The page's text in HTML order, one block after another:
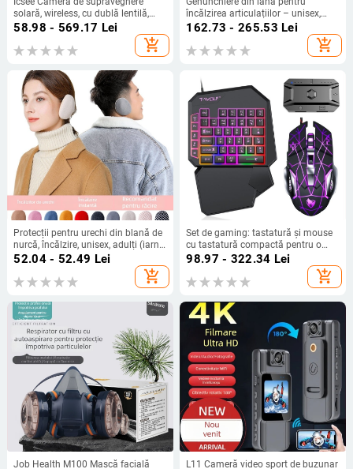
solară, wireless, cu dublă lentilă,
360° PTZ, HD vedere nocturnă
58.98 - 569.17 Lei
add_shopping_cart
încălzirea articulațiilor – unisex,
pentru adulți, cu închidere Velcro
162.73 - 265.53 Lei
add_shopping_cart
Protecții pentru urechi din blană de
nurcă, încălzire, unisex, adulți (iarna,
primăvara, toamna)
52.04 - 52.49 Lei
add_shopping_cart
Set de gaming: tastatură și mouse
cu tastatură compactă pentru o
mână, USB, 3600 DPI, iluminare de
98.97 - 322.34 Lei
add_shopping_cart
Job Health M100 Mască facială
L11 Cameră video sport de buzunar